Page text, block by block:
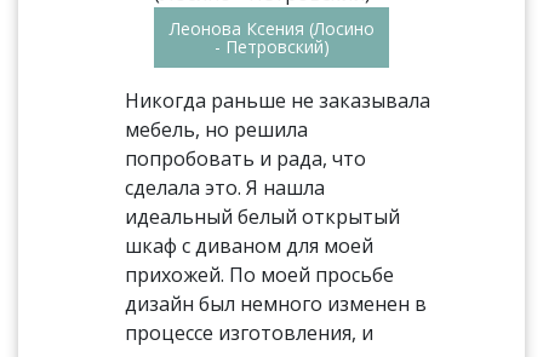
Леонова Ксения (Лосино
- Петровский)
Никогда раньше не заказывала
мебель, но решила
попробовать и рада, что
сделала это. Я нашла
идеальный белый открытый
шкаф с диваном для моей
прихожей. По моей просьбе
дизайн был немного изменен в
процессе изготовления, и